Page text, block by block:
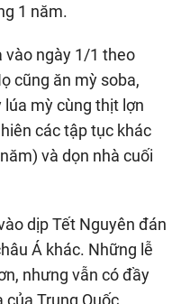
1 năm.
vào ngày 1/1 theo
cũng ăn mỳ soba,
mỳ cùng thịt lợn
các tập tục khác
và dọn nhà cuối
dịp Tết Nguyên đán
Á khác. Những lễ
nhưng vẫn có đầy
Trung Quốc.